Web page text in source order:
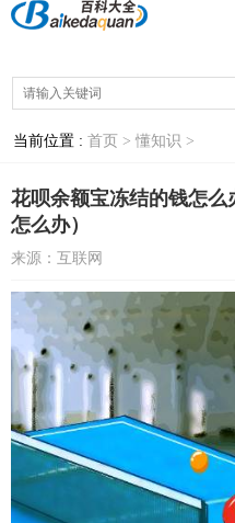
当前位置 : 首页 > 懂知识 >
花呗余额宝冻结的钱怎
怎么办）
来源：互联网